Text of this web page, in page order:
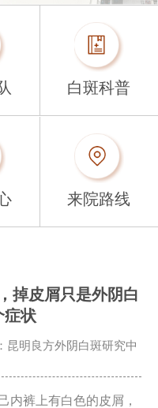
白斑科普
来院路线
掉皮屑只是外阴白
症状
昆明良方外阴白斑研究中
裤上有白色的皮屑，